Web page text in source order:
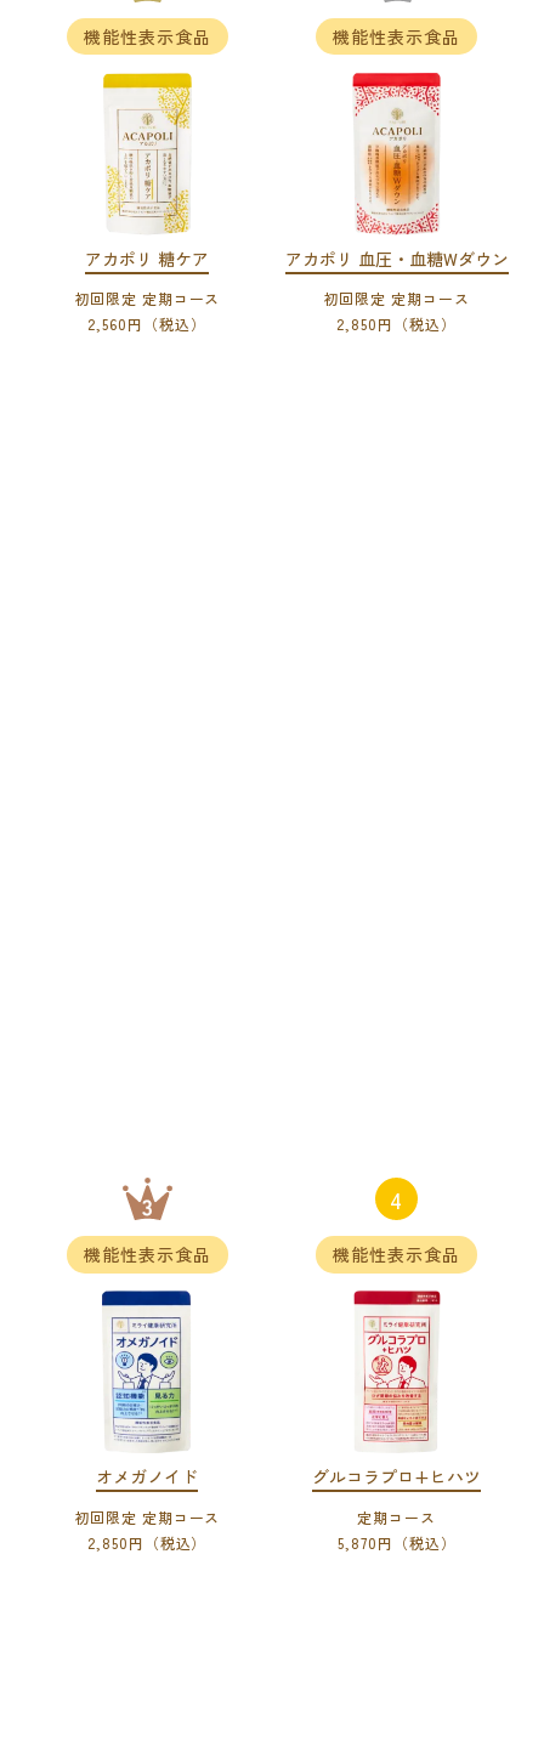
アカポリ 糖ケア
初回限定 定期コース
2,560円（税込）
アカポリ 血圧・血糖Wダウン
初回限定 定期コース
2,850円（税込）
オメガノイド
初回限定 定期コース
2,850円（税込）
グルコラプロ+ヒハツ
定期コース
5,870円（税込）